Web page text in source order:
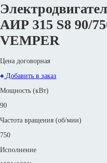
АИР 315 S8 90/
VEMPER
Цена договорная
Добавить в заказ
Мощность (кВт)
90
Частота вращения (об/мин)
750
Исполнение